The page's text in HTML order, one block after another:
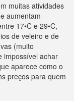
muitas atividades
aumentam
17•C e 29•C,
de veleiro e de
(muito
impossível achar
aparece como o
preços para quem